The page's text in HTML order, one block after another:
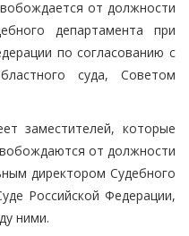
от должности
департамента при
по согласованию с
суда, Советом
заместителей, которые
от должности
директором Судебного
Российской Федерации,
ними.